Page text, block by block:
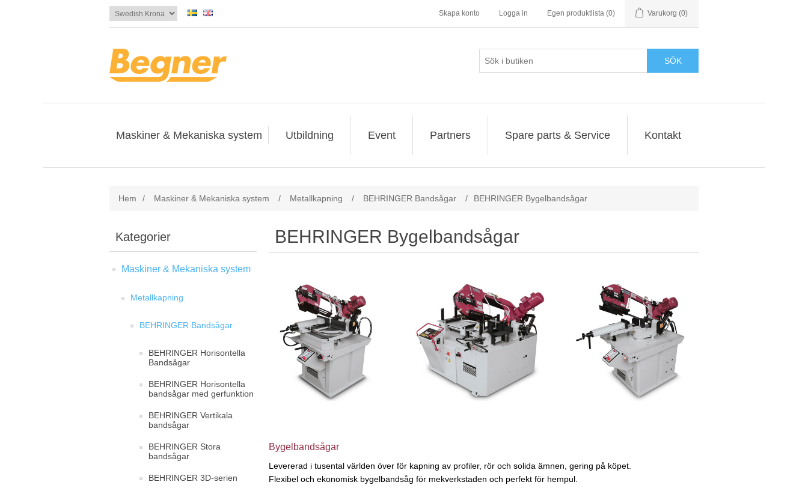
Skapa konto Logga in Egen produktlista (0) Varukorg (0)
SÖK
Maskiner & Mekaniska system Utbildning Event Partners Spare parts & Service Kontakt
Hem / Maskiner & Mekaniska system / Metallkapning / BEHRINGER Bandsågar / BEHRINGER Bygelbandsågar
Kategorier
Maskiner & Mekaniska system
Metallkapning
BEHRINGER Bandsågar
BEHRINGER Horisontella
Bandsågar
BEHRINGER Horisontella
bandsågar med gerfunktion
BEHRINGER Vertikala
bandsågar
BEHRINGER Stora
bandsågar
BEHRINGER 3D-serien
BEHRINGER Bygelbandsågar
Bygelbandsågar
Levererad i tusental världen över för kapning av profiler, rör och solida ämnen, gering på köpet.
Flexibel och ekonomisk bygelbandsåg för mekverkstaden och perfekt för hempul.